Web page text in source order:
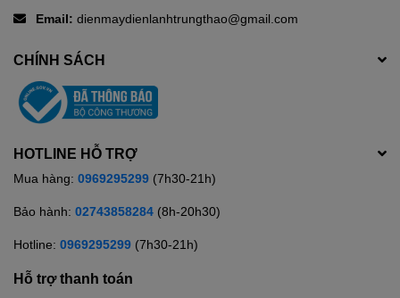
Email: dienmaydienlanhtrungthao@gmail.com
CHÍNH SÁCH
HOTLINE HỖ TRỢ
Mua hàng: 0969295299 (7h30-21h)
Bảo hành: 02743858284 (8h-20h30)
Hotline: 0969295299 (7h30-21h)
Hỗ trợ thanh toán